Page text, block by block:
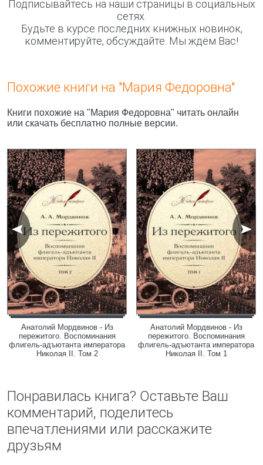
Подписывайтесь на наши страницы в социальных
сетях.
Будьте в курсе последних книжных новинок,
комментируйте, обсуждайте. Мы ждём Вас!
Похожие книги на "Мария Федоровна"
Книги похожие на "Мария Федоровна" читать онлайн
или скачать бесплатно полные версии.
Анатолий Мордвинов - Из
пережитого. Воспоминания
флигель-адъютанта императора
Николая II. Том 2
Анатолий Мордвинов - Из
пережитого. Воспоминания
флигель-адъютанта императора
Николая II. Том 1
Понравилась книга? Оставьте Ваш
комментарий, поделитесь
впечатлениями или расскажите
друзьям